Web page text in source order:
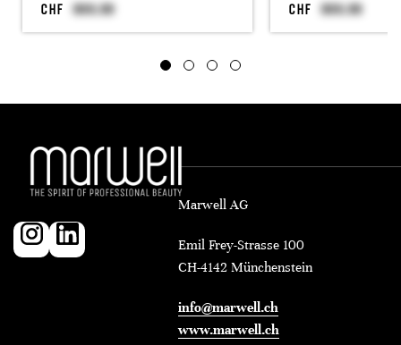
CHF CHF
Marwell AG
Emil Frey-Strasse 100
CH-4142 Münchenstein
info@marwell.ch
www.marwell.ch